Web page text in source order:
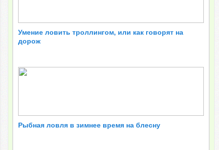
Умение ловить троллингом, или как говорят на
дорож
Рыбная ловля в зимнее время на блесну